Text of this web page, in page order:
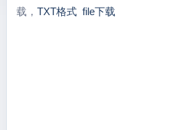
载， TXT格式 file下载